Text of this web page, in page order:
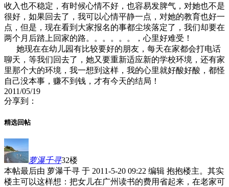
收入也不稳定，有时候心情不好，也容易发脾气，对她也不是
很好，如果回去了，我可以心情平静一点，对她的教育也好一
点，但是，现在看到大家报名的事都尘埃落定了，我们却要在
两个月后踏上回家的路。。。。。。，心里好难受！
她现在在幼儿园有比较要好的朋友，每天在家都会打电话
聊天，等我们回去了，她又要重新适应新的学校环境，还有家
里那个大的环境，我一想到这样，我的心里就好酸好酸，都怪
自己没本事，赚不到钱，才有今天的结局！
2011/05/19
分享到：
精选回帖
萝瀑千寻32楼
本帖最后由 萝瀑千寻 于 2011-5-20 09:22 编辑 抱抱楼主。其实
楼主可以这样想：把女儿在广州读书的费用省起来，在老家可